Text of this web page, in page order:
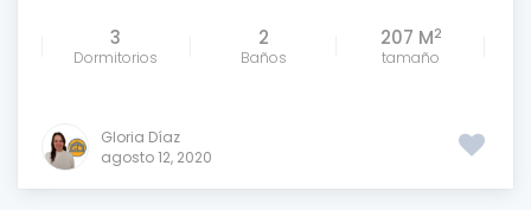
3
Dormitorios
2
Baños
207 M2
tamaño
Gloria Díaz
agosto 12, 2020